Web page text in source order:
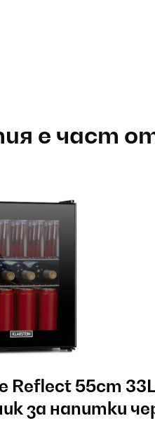
е част
Reflect 55cm
за напитки